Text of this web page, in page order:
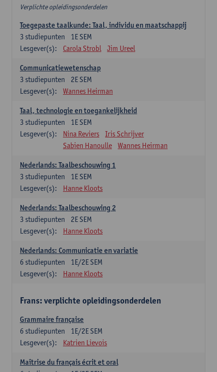
Verplichte opleidingsonderdelen
Toegepaste taalkunde: Taal, individu en maatschappij
1E SEM
3 studiepunten
Lesgever(s):
Carola Strobl Jim Ureel
Communicatiewetenschap
2E SEM
3 studiepunten
Lesgever(s):
Wannes Heirman
Taal, technologie en toegankelijkheid
1E SEM
3 studiepunten
Lesgever(s):
Nina Reviers
Iris Schrijver
Sabien Hanoulle
Wannes Heirman
Nederlands: Taalbeschouwing 1
1E SEM
3 studiepunten
Lesgever(s):
Hanne Kloots
Nederlands: Taalbeschouwing 2
2E SEM
3 studiepunten
Lesgever(s):
Hanne Kloots
Nederlands: Communicatie en variatie
1E/2E SEM
6 studiepunten
Lesgever(s):
Hanne Kloots
Frans: verplichte opleidingsonderdelen
Grammaire française
1E/2E SEM
6 studiepunten
Lesgever(s):
Katrien Lievois
Maîtrise du français écrit et oral